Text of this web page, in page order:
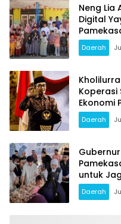
Neng Lia
Digital
Daerah
Koperasi
Ekonomi
Daerah
untuk
Daerah